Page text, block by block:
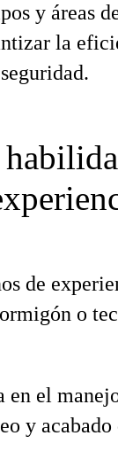
y áreas
la
de
o
en el
y